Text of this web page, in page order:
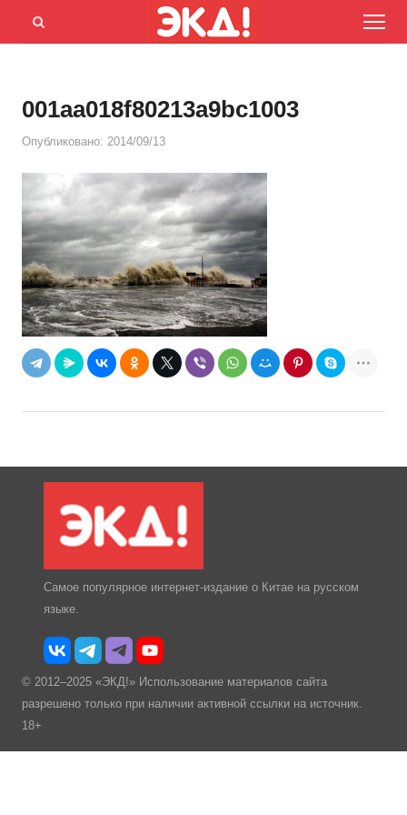
Menu
Открыть
001aa018f80213a9bc1003
Опубликовано: 2014/09/13
Самое популярное интернет-издание о Китае на русском
языке.
© 2012–2025 «ЭКД!» Использование материалов сайта
разрешено только при наличии активной ссылки на источник.
18+